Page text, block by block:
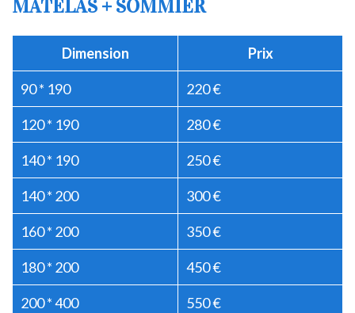
MATELAS + SOMMIER
Dimension Prix
90 * 190 220 €
120 * 190 280 €
140 * 190 250 €
140 * 200 300 €
160 * 200 350 €
180 * 200 450 €
200 * 400 550 €